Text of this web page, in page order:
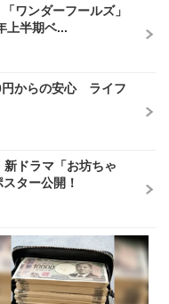
ワンダーフールズ」
上半期ベ...
からの安心 ライフ
ドラマ「お坊ちゃ
ター公開！